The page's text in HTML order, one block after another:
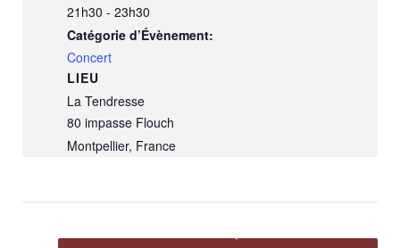
21h30 - 23h30
Catégorie d’Évènement:
Concert
LIEU
La Tendresse
80 impasse Flouch
Montpellier, France